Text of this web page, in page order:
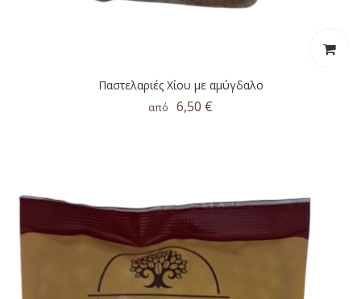
Παστελαριές Χίου με αμύγδαλο
από 6,50 €